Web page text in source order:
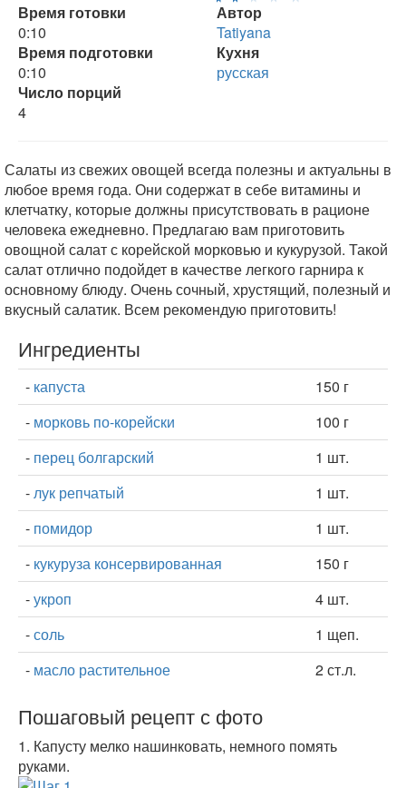
Время готовки
0:10
Автор
Tatiyana
Время подготовки
0:10
Кухня
русская
Число порций
4
Салаты из свежих овощей всегда полезны и актуальны в
любое время года. Они содержат в себе витамины и
клетчатку, которые должны присутствовать в рационе
человека ежедневно. Предлагаю вам приготовить
овощной салат с корейской морковью и кукурузой. Такой
салат отлично подойдет в качестве легкого гарнира к
основному блюду. Очень сочный, хрустящий, полезный и
вкусный салатик. Всем рекомендую приготовить!
Ингредиенты
- капуста
150 г
- морковь по-корейски
100 г
- перец болгарский
1 шт.
-лук репчатый
1 шт.
- помидор
1 шт.
- кукуруза консервированная
150 г
-укроп
4 шт.
-соль
1 щеп.
- масло растительное 2 ст.л.
Пошаговый рецепт с фото
1. Капусту мелко нашинковать, немного помять
руками.